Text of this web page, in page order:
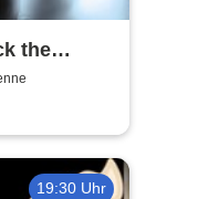
the
19:30 Uhr